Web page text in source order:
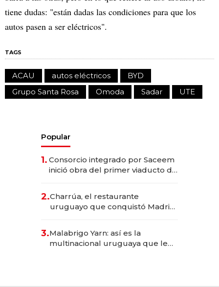
tiene dudas: "están dadas las condiciones para que los
autos pasen a ser eléctricos".
TAGS
ACAU autos eléctricos
BYD
Grupo Santa Rosa
Omoda Sadar UTE
Popular
1. Consorcio integrado por Saceem
inició obra del primer viaducto de
millones
2.Charrúa, el restaurante
uruguayo que conquistó Madrid:
anticipación y prepara apertura
3.Malabrigo Yarn: así es la
multinacional uruguaya que le